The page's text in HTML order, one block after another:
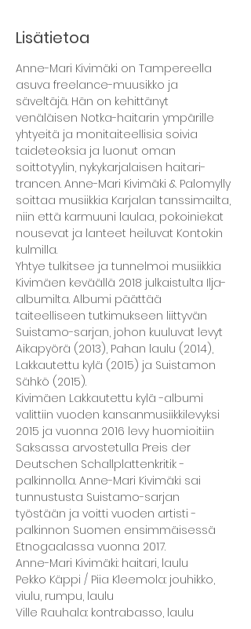
Lisätietoa
Anne-Mari Kivimäki on Tampereella
asuva freelance-muusikko ja
säveltäjä. Hän on kehittänyt
venäläisen Notka-haitarin ympärille
yhtyeitä ja monitaiteellisia soivia
taideteoksia ja luonut oman
soittotyylin, nykykarjalaisen haitari-
trancen. Anne-Mari Kivimäki & Palomylly
soittaa musiikkia Karjalan tanssimailta,
niin että karmuuni laulaa, pokoiniekat
nousevat ja lanteet heiluvat Kontokin
Yhtye tulkitsee ja tunnelmoi musiikkia
Kivimäen keväällä 2018 julkaistulta Ilja-
albumilta. Albumi päättää
taiteelliseen tutkimukseen liittyvän
Suistamo-sarjan, johon kuuluvat levyt
Aikapyörä (2013), Pahan laulu (2014),
Lakkautettu kylä (2015) ja Suistamon
Kivimäen Lakkautettu kylä -albumi
valittiin vuoden kansanmusiikkilevyksi
2015 ja vuonna 2016 levy huomioitiin
Saksassa arvostetulla Preis der
Deutschen Schallplattenkritik -
palkinnolla. Anne-Mari Kivimäki sai
tunnustusta Suistamo-sarjan
työstään ja voitti vuoden artisti -
palkinnon Suomen ensimmäisessä
Pekko Käppi / Piia Kleemola: jouhikko,